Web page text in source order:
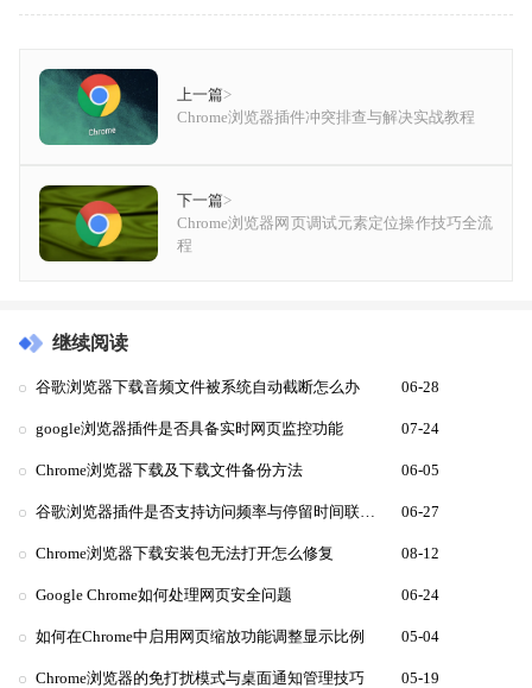
上一篇>
Chrome浏览器插件冲突排查与解决实战教程
下一篇>
Chrome浏览器网页调试元素定位操作技巧全流
程
继续阅读
谷歌浏览器下载音频文件被系统自动截断怎么办 06-28
google浏览器插件是否具备实时网页监控功能 07-24
Chrome浏览器下载及下载文件备份方法 06-05
谷歌浏览器插件是否支持访问频率与停留时间联合分析 06-27
Chrome浏览器下载安装包无法打开怎么修复 08-12
Google Chrome如何处理网页安全问题 06-24
如何在Chrome中启用网页缩放功能调整显示比例 05-04
Chrome浏览器的免打扰模式与桌面通知管理技巧 05-19